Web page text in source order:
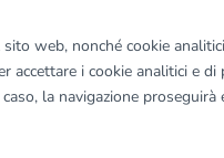
© OpenStreetMap contributors
web, nonché cookie
accettare i cookie analitici e di
la navigazione